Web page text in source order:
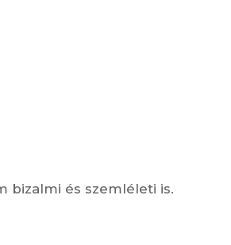
bizalmi és szemléleti is.